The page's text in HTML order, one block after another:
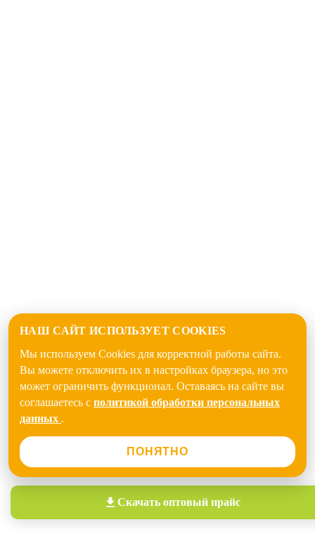
НАШ САЙТ ИСПОЛЬЗУЕТ COOKIES
Мы используем Cookies для корректной работы сайта.
Вы можете отключить их в настройках браузера, но это
может ограничить функционал. Оставаясь на сайте вы
соглашаетесь с политикой обработки персональных
данных .
ПОНЯТНО
Скачать оптовый прайс